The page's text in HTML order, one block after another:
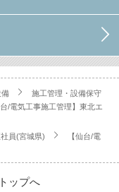
備
施工管理・設備保守
台/電気工事施工管理】東北エ
社員(宮城県)
【仙台/電
ップへ